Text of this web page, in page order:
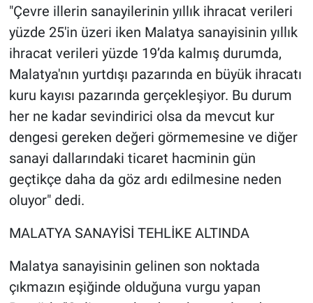
"Çevre illerin sanayilerinin yıllık ihracat verileri
yüzde 25'in üzeri iken Malatya sanayisinin yıllık
ihracat verileri yüzde 19’da kalmış durumda,
Malatya'nın yurtdışı pazarında en büyük ihracatı
kuru kayısı pazarında gerçekleşiyor. Bu durum
her ne kadar sevindirici olsa da mevcut kur
dengesi gereken değeri görmemesine ve diğer
sanayi dallarındaki ticaret hacminin gün
geçtikçe daha da göz ardı edilmesine neden
oluyor" dedi.
MALATYA SANAYİSİ TEHLİKE ALTINDA
Malatya sanayisinin gelinen son noktada
çıkmazın eşiğinde olduğuna vurgu yapan